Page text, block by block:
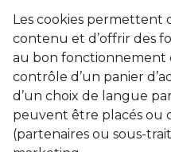
Les cookies permettent
contenu et d’offrir des
au bon fonctionnement
contrôle d’un panier
d’un choix de langue
peuvent être placés ou
(partenaires ou sous-